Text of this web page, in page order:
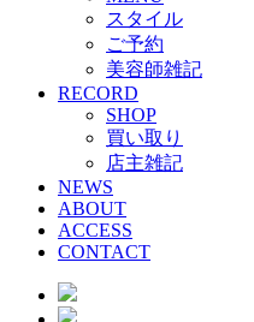
スタイル
ご予約
美容師雑記
RECORD
SHOP
買い取り
店主雑記
NEWS
ABOUT
ACCESS
CONTACT